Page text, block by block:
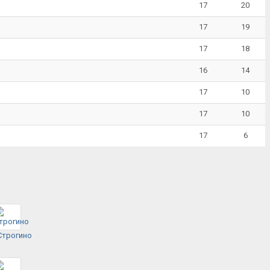
17 20
17 19
17 18
16 14
17 10
17 10
17 6